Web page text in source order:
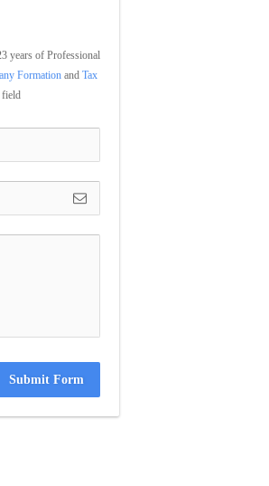
years of Professional
Formation and Tax
field
Submit Form